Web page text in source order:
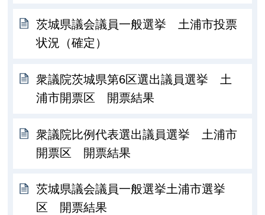
茨城県議会議員一般選挙 土浦市投票
状況（確定）
衆議院茨城県第6区選出議員選挙 土
浦市開票区 開票結果
衆議院比例代表選出議員選挙 土浦市
開票区 開票結果
茨城県議会議員一般選挙土浦市選挙
区 開票結果